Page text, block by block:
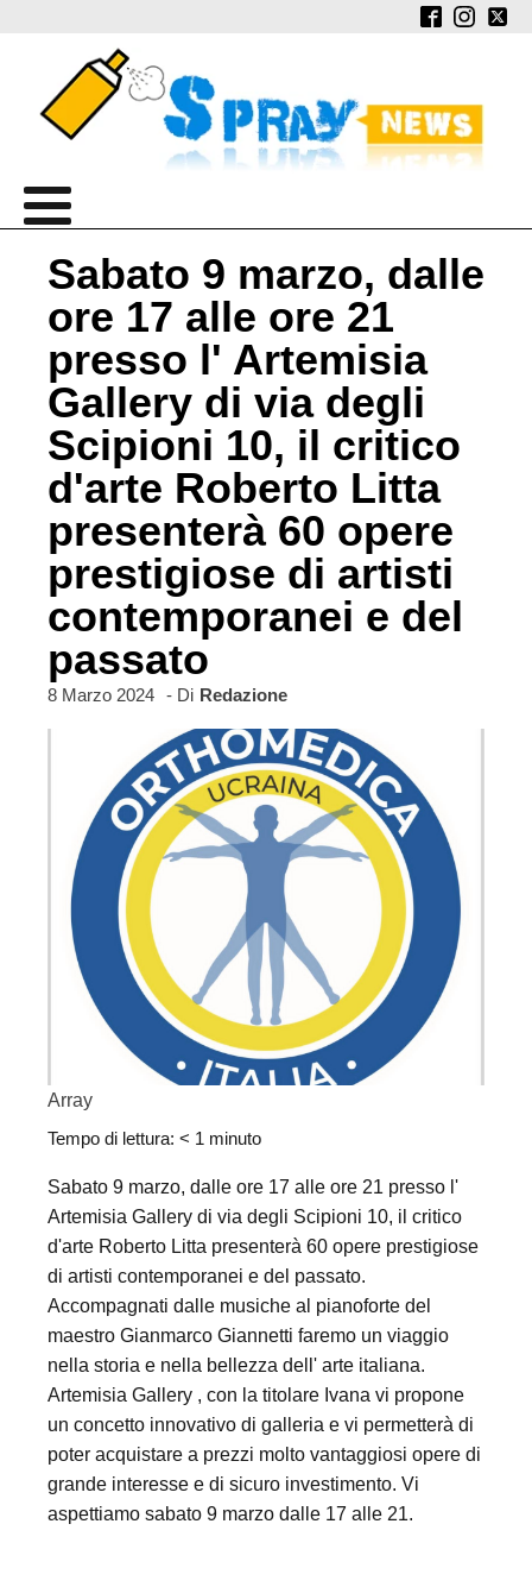
Sabato 9 marzo, dalle
ore 17 alle ore 21
presso l' Artemisia
Gallery di via degli
Scipioni 10, il critico
d'arte Roberto Litta
presenterà 60 opere
prestigiose di artisti
contemporanei e del
passato
8 Marzo 2024 - Di Redazione
Array
Tempo di lettura: < 1 minuto
Sabato 9 marzo, dalle ore 17 alle ore 21 presso l'
Artemisia Gallery di via degli Scipioni 10, il critico
d'arte Roberto Litta presenterà 60 opere prestigiose
di artisti contemporanei e del passato.
Accompagnati dalle musiche al pianoforte del
maestro Gianmarco Giannetti faremo un viaggio
nella storia e nella bellezza dell' arte italiana.
Artemisia Gallery , con la titolare Ivana vi propone
un concetto innovativo di galleria e vi permetterà di
poter acquistare a prezzi molto vantaggiosi opere di
grande interesse e di sicuro investimento. Vi
aspettiamo sabato 9 marzo dalle 17 alle 21.